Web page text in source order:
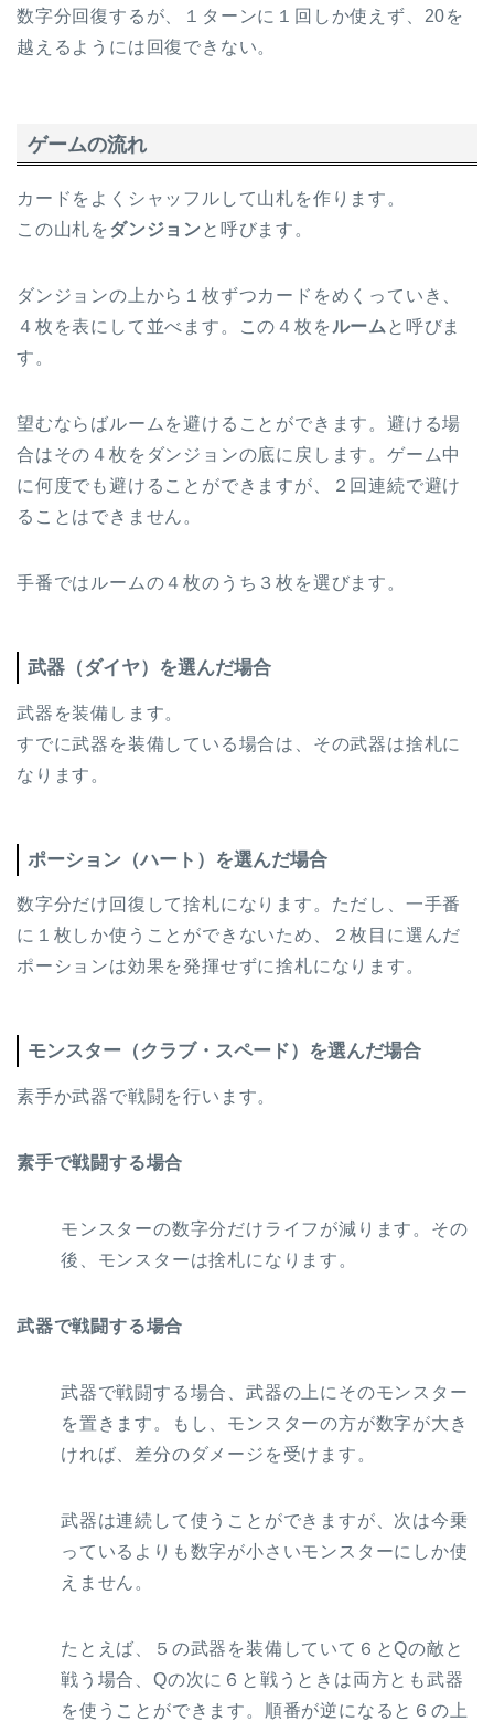
数字分回復するが、１ターンに１回しか使えず、20を
越えるようには回復できない。
ゲームの流れ
カードをよくシャッフルして山札を作ります。
この山札を ダンジョン と呼びます。
ダンジョンの上から１枚ずつカードをめくっていき、
４枚を表にして並べます。この４枚を ルーム と呼びま
す。
望むならばルームを避けることができます。避ける場
合はその４枚をダンジョンの底に戻します。ゲーム中
に何度でも避けることができますが、２回連続で避け
ることはできません。
手番ではルームの４枚のうち３枚を選びます。
武器（ダイヤ）を選んだ場合
武器を装備します。
すでに武器を装備している場合は、その武器は捨札に
なります。
ポーション（ハート）を選んだ場合
数字分だけ回復して捨札になります。ただし、一手番
に１枚しか使うことができないため、２枚目に選んだ
ポーションは効果を発揮せずに捨札になります。
モンスター（クラブ・スペード）を選んだ場合
素手か武器で戦闘を行います。
素手で戦闘する場合
モンスターの数字分だけライフが減ります。その
後、モンスターは捨札になります。
武器で戦闘する場合
武器で戦闘する場合、武器の上にそのモンスター
を置きます。もし、モンスターの方が数字が大き
ければ、差分のダメージを受けます。
武器は連続して使うことができますが、次は今乗
っているよりも数字が小さいモンスターにしか使
えません。
たとえば、５の武器を装備していて６とQの敵と
戦う場合、Qの次に６と戦うときは両方とも武器
を使うことができます。順番が逆になると６の上